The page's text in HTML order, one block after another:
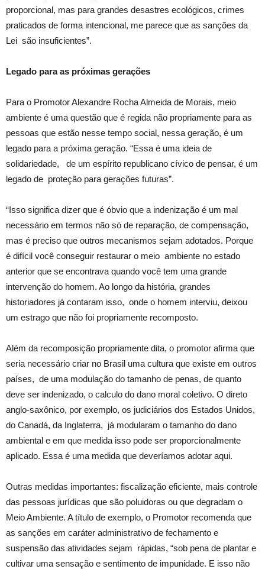
proporcional, mas para grandes desastres ecológicos, crimes
praticados de forma intencional, me parece que as sanções da
Lei são insuficientes”.
Legado para as próximas gerações
Para o Promotor Alexandre Rocha Almeida de Morais, meio
ambiente é uma questão que é regida não propriamente para as
pessoas que estão nesse tempo social, nessa geração, é um
legado para a próxima geração. “Essa é uma ideia de
solidariedade, de um espírito republicano cívico de pensar, é um
legado de proteção para gerações futuras”.
“Isso significa dizer que é óbvio que a indenização é um mal
necessário em termos não só de reparação, de compensação,
mas é preciso que outros mecanismos sejam adotados. Porque
é difícil você conseguir restaurar o meio ambiente no estado
anterior que se encontrava quando você tem uma grande
intervenção do homem. Ao longo da história, grandes
historiadores já contaram isso, onde o homem interviu, deixou
um estrago que não foi propriamente recomposto.
Além da recomposição propriamente dita, o promotor afirma que
seria necessário criar no Brasil uma cultura que existe em outros
países, de uma modulação do tamanho de penas, de quanto
deve ser indenizado, o calculo do dano moral coletivo. O direto
anglo-saxônico, por exemplo, os judiciários dos Estados Unidos,
do Canadá, da Inglaterra, já modularam o tamanho do dano
ambiental e em que medida isso pode ser proporcionalmente
aplicado. Essa é uma medida que deveríamos adotar aqui.
Outras medidas importantes: fiscalização eficiente, mais controle
das pessoas jurídicas que são poluidoras ou que degradam o
Meio Ambiente. A título de exemplo, o Promotor recomenda que
as sanções em caráter administrativo de fechamento e
suspensão das atividades sejam rápidas, “sob pena de plantar e
cultivar uma sensação e sentimento de impunidade. E isso não